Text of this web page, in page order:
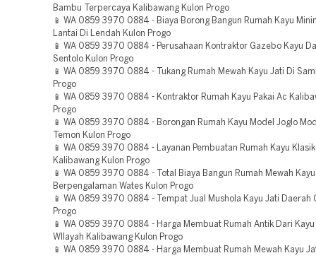
Bambu Terpercaya Kalibawang Kulon Progo
📱 WA 0859 3970 0884 - Biaya Borong Bangun Rumah Kayu
Lantai Di Lendah Kulon Progo
📱 WA 0859 3970 0884 - Perusahaan Kontraktor Gazebo Kayu
Sentolo Kulon Progo
📱 WA 0859 3970 0884 - Tukang Rumah Mewah Kayu Jati Di
Progo
📱 WA 0859 3970 0884 - Kontraktor Rumah Kayu Pakai Ac
Progo
📱 WA 0859 3970 0884 - Borongan Rumah Kayu Model Joglo
Temon Kulon Progo
📱 WA 0859 3970 0884 - Layanan Pembuatan Rumah Kayu
Kalibawang Kulon Progo
📱 WA 0859 3970 0884 - Total Biaya Bangun Rumah Mewah
Berpengalaman Wates Kulon Progo
📱 WA 0859 3970 0884 - Tempat Jual Mushola Kayu Jati Daerah
Progo
📱 WA 0859 3970 0884 - Harga Membuat Rumah Antik Dari
WIlayah Kalibawang Kulon Progo
📱 WA 0859 3970 0884 - Harga Membuat Rumah Mewah Kayu